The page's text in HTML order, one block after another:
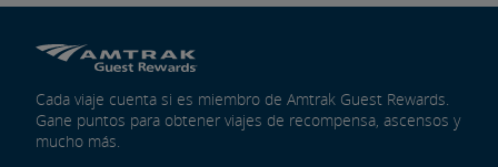
Cada viaje cuenta si es miembro de Amtrak Guest Rewards.
Gane puntos para obtener viajes de recompensa, ascensos y
mucho más.